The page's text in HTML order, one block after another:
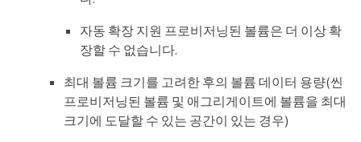
자동 확장 지원 프로비저닝된 볼륨은 더 이상 확
장할 수 없습니다.
최대 볼륨 크기를 고려한 후의 볼륨 데이터 용량(씬
프로비저닝된 볼륨 및 애그리게이트에 볼륨을 최대
크기에 도달할 수 있는 공간이 있는 경우)